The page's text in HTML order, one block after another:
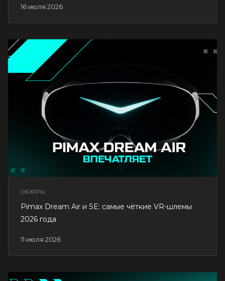
16 июля 2026
ОБЗОРЫ
11 июля 2026
Pimax Dream Air и SE: самые чёткие VR-шлемы
2026 года